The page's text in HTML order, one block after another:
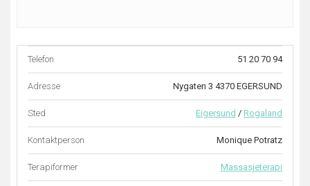
Telefon 51 20 70 94
Adresse Nygaten 3 4370 EGERSUND
Sted Eigersund / Rogaland
Kontaktperson Monique Potratz
Terapiformer Massasjeterapi